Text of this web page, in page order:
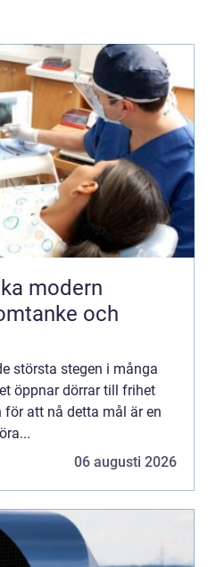
och
största stegen i många
öppnar dörrar till frihet
att nå detta mål är en
06 augusti 2026